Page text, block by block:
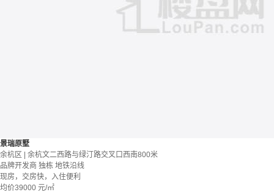
景瑞原墅
余杭区 | 余杭文二西路与绿汀路交叉口西南800米
品牌开发商 独栋 地铁沿线
现房，交房快，入住便利
均价39000 元/㎡